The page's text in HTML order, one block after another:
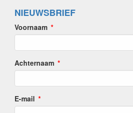
NIEUWSBRIEF
Voornaam
Achternaam
E-mail